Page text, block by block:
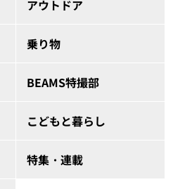
アウトドア
乗り物
BEAMS特撮部
こどもと暮らし
特集・連載